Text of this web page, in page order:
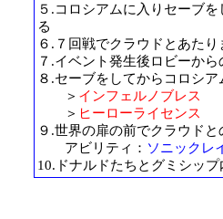
５.コロシアムに入りセーブ
る
６.７回戦でクラウドとあた
７.イベント発生後ロビーか
８.セーブをしてからコロシア
＞ インフェルノブレス
＞ ヒーローライセンス
９.世界の扉の前でクラウドと
アビリティ： ソニックレ
10.ドナルドたちとグミシッ